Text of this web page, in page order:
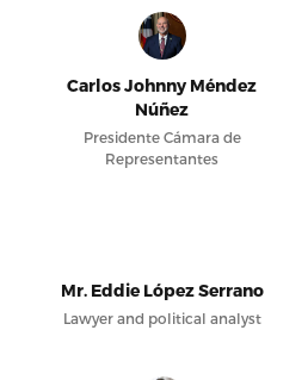
Carlos Johnny Méndez
Núñez
Presidente Cámara de
Representantes
Mr. Eddie López Serrano
Lawyer and political analyst